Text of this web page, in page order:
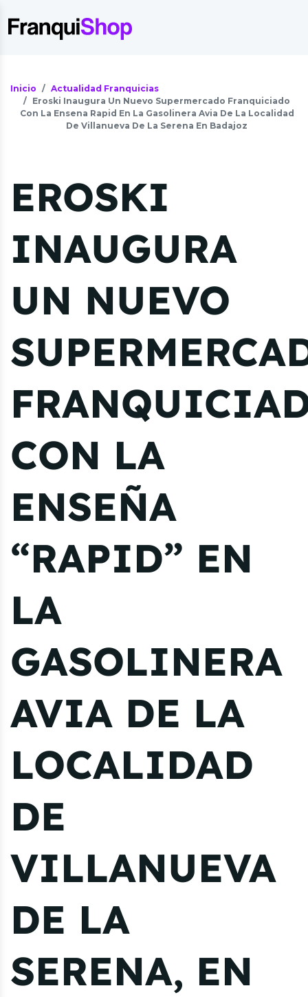
Inicio
Actualidad Franquicias
Eroski Inaugura Un Nuevo Supermercado Franquiciado
Con La Ensena Rapid En La Gasolinera Avia De La Localidad
De Villanueva De La Serena En Badajoz
EROSKI
INAUGURA
UN NUEVO
CON LA
ENSEÑA
“RAPID” EN
LA
GASOLINERA
AVIA DE LA
LOCALIDAD
DE
VILLANUEVA
DE LA
SERENA, EN